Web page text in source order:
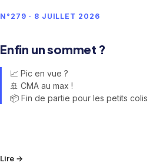
N°279 · 8 JUILLET 2026
Enfin un sommet ?
📈 Pic en vue ?
🚢 CMA au max !
📦 Fin de partie pour les petits colis
Lire →